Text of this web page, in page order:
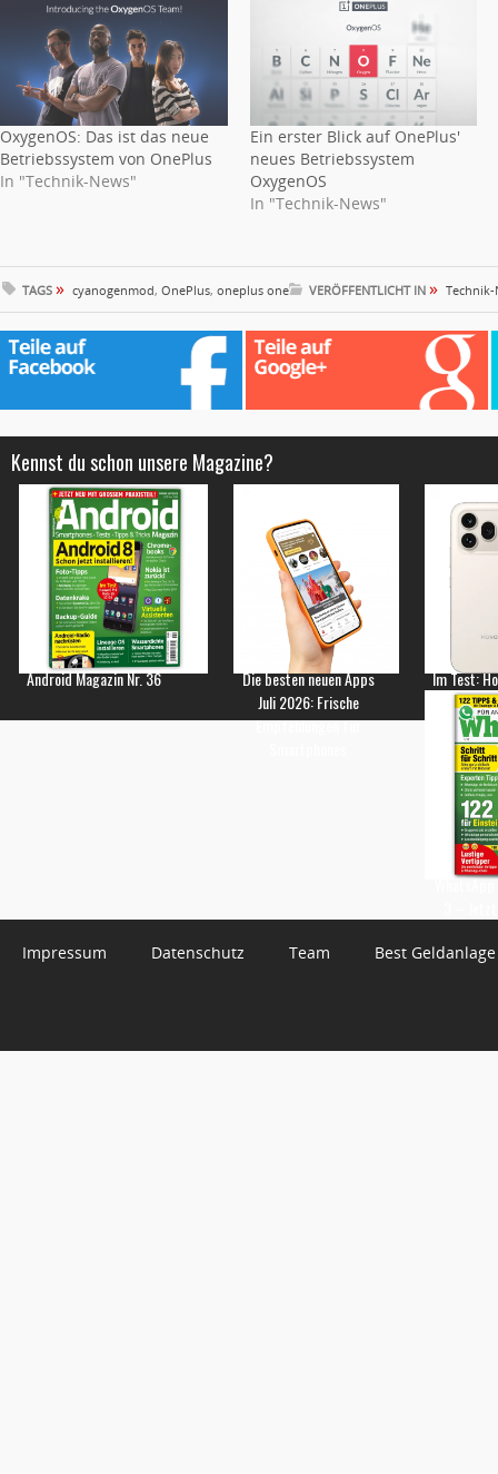
OxygenOS: Das ist das neue
Betriebssystem von OnePlus
In "Technik-News"
Ein erster Blick auf OnePlus'
neues Betriebssystem
OxygenOS
In "Technik-News"
TAGS » cyanogenmod, OnePlus, oneplus one VERÖFFENTLICHT IN » Technik-
Kennst du schon unsere Magazine?
Android Magazin Nr. 36
Die besten neuen Apps
Juli 2026: Frische
Empfehlungen für
Im Test:
Impressum Datenschutz Team Best Geldanlage